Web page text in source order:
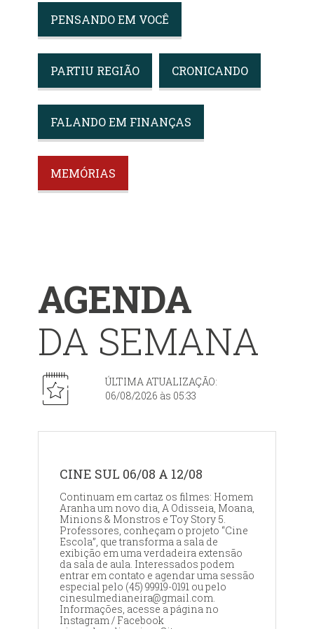
PENSANDO EM VOCÊ
PARTIU REGIÃO CRONICANDO
FALANDO EM FINANÇAS
MEMÓRIAS
AGENDA
DA SEMANA
ÚLTIMA ATUALIZAÇÃO:
06/08/2026 às 05:33
CINE SUL 06/08 A 12/08
Continuam em cartaz os filmes: Homem
Aranha um novo dia, A Odisseia, Moana,
Minions & Monstros e Toy Story 5.
Professores, conheçam o projeto “Cine
Escola”, que transforma a sala de
exibição em uma verdadeira extensão
da sala de aula. Interessados podem
entrar em contato e agendar uma sessão
especial pelo (45) 99919-0191 ou pelo
cinesulmedianeira@gmail.com.
Informações, acesse a página no
Instagram / Facebook